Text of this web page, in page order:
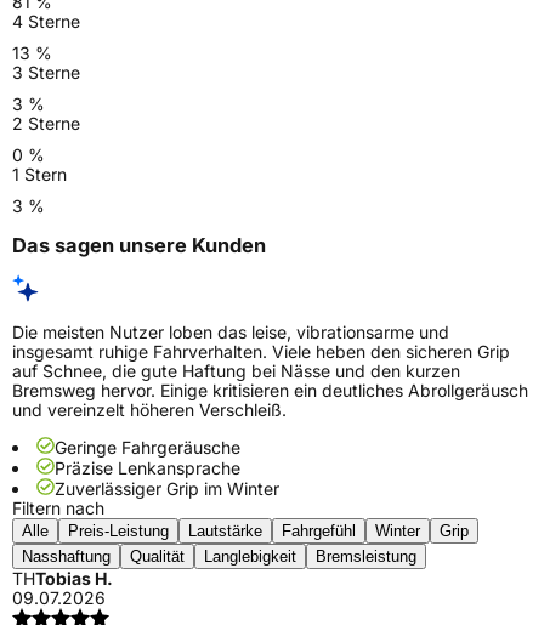
4 Sterne
13 %
3 Sterne
3 %
2 Sterne
0 %
1 Stern
3 %
Das sagen unsere Kunden
Die meisten Nutzer loben das leise, vibrationsarme und
insgesamt ruhige Fahrverhalten. Viele heben den sicheren Grip
auf Schnee, die gute Haftung bei Nässe und den kurzen
Bremsweg hervor. Einige kritisieren ein deutliches Abrollgeräusch
und vereinzelt höheren Verschleiß.
Geringe Fahrgeräusche
Präzise Lenkansprache
Zuverlässiger Grip im Winter
Filtern nach
Alle Preis-Leistung Lautstärke Fahrgefühl Winter
Grip
Nasshaftung
Qualität Langlebigkeit Bremsleistung
THTobias H.
09.07.2026